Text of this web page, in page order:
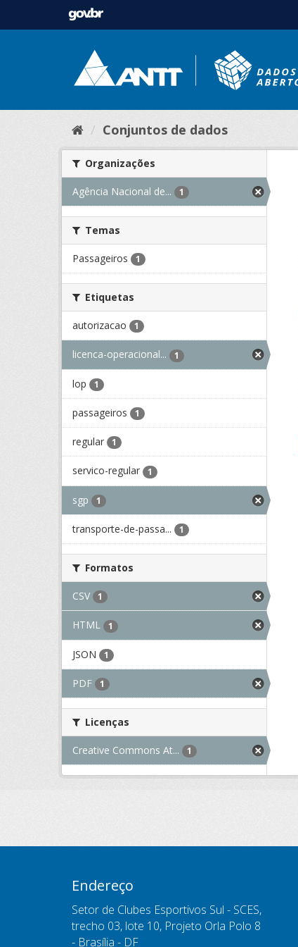
Conjuntos de dados
Organizações
Agência Nacional de... 1
Temas
Passageiros 1
Etiquetas
autorizacao 1
licenca-operacional... 1
lop 1
passageiros 1
regular 1
servico-regular 1
sgp 1
transporte-de-passa... 1
Formatos
CSV 1
HTML 1
JSON 1
PDF 1
Licenças
Creative Commons At... 1
Endereço
Setor de Clubes Esportivos Sul - SCES,
trecho 03, lote 10, Projeto Orla Polo 8
- Brasília - DF